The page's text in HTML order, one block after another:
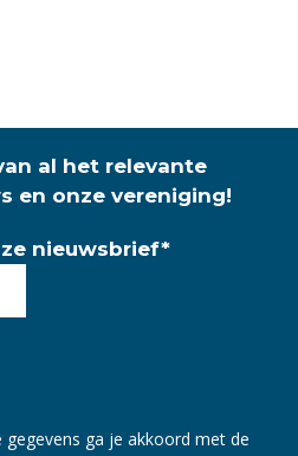
al het relevante
en onze vereniging!
nieuwsbrief*
ga je akkoord met de